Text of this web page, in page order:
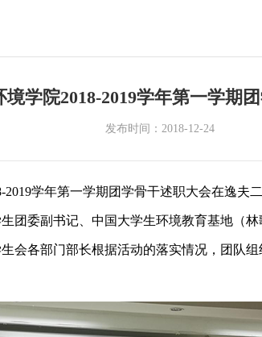
学院2018-2019学年第一学期
发布时间：2018-12-24
2019学年第一学期团学骨干述职大会在逸
团委副书记、中国大学生环境教育基地（
会各部门部长根据活动的落实情况，团队